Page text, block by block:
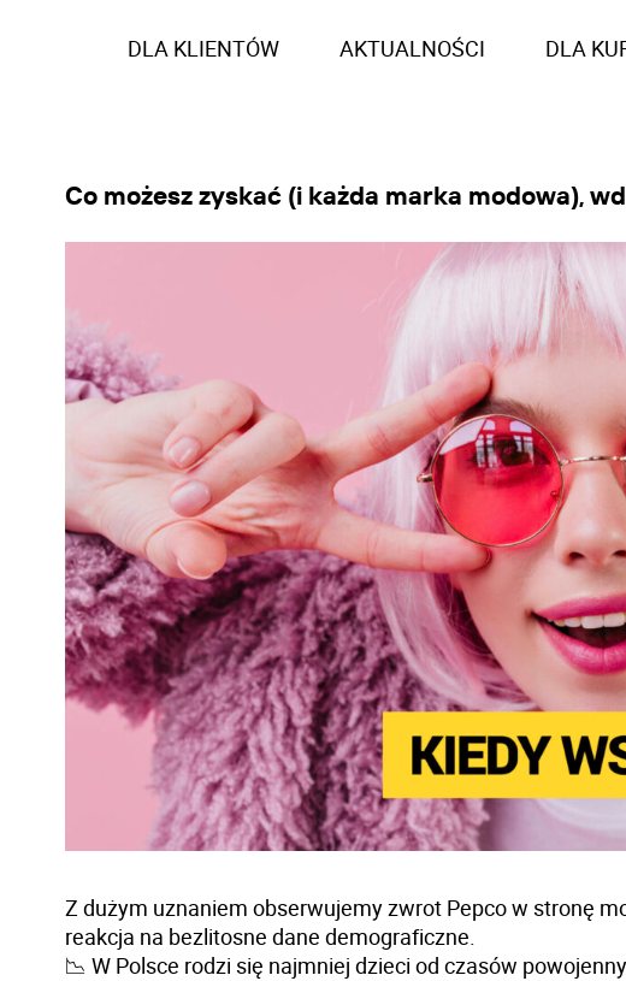
DLA KLIENTÓW AKTUALNOŚCI DLA
Co możesz zyskać (i każda marka modowa),
Z dużym uznaniem obserwujemy zwrot Pepco w stronę
reakcja na bezlitosne dane demograficzne.
📉 W Polsce rodzi się najmniej dzieci od czasów